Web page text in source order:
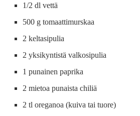
1/2 dl vettä
500 g tomaattimurskaa
2 keltasipulia
2 yksikyntistä valkosipulia
1 punainen paprika
2 mietoa punaista chiliä
2 tl oreganoa (kuiva tai tuore)